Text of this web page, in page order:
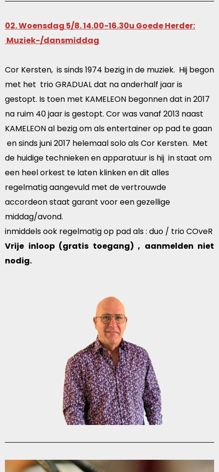
02. Woensdag 5/8. 14.00-16.30u Goede Herder:
Muziek-/dansmiddag
Cor Kersten, is sinds 1974 bezig in de muziek. Hij begon
met het trio GRADUAL dat na anderhalf jaar is
gestopt. Is toen met KAMELEON begonnen dat in 2017
na ruim 40 jaar is gestopt. Cor was vanaf 2013 naast
KAMELEON al bezig om als entertainer op pad te gaan
en sinds juni 2017 helemaal solo als Cor Kersten. Met
de huidige technieken en apparatuur is hij in staat om
een heel orkest te laten klinken en dit alles
regelmatig aangevuld met de vertrouwde
accordeon staat garant voor een gezellige
middag/avond.
inmiddels ook regelmatig op pad als : duo / trio COveR
Vrije inloop (gratis toegang) , aanmelden niet
nodig.